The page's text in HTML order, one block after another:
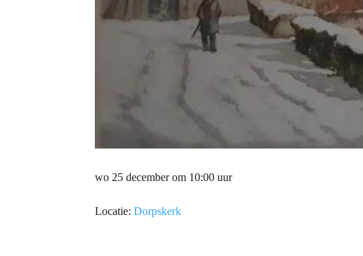
wo 25 december om 10:00 uur
Locatie:Dorpskerk